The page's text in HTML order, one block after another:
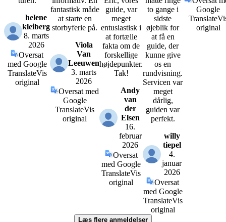
helene
kleiberg
8. marts
2026
Oversat
med Google
TranslateVis
original
fantastisk måde
at starte en
storbyferie på.
Viola
Van
Leeuwen
3. marts
2026
Oversat med
Google
TranslateVis
original
guide, var
meget
entusiastisk i
at fortælle
fakta om de
forskellige
højdepunkter.
Tak!
Andy
van
der
Elsen
16.
februar
2026
Oversat
med Google
TranslateVis
original
to gange i
sidste
øjeblik for
at få en
guide, der
kunne give
os en
rundvisning.
Servicen var
meget
dårlig,
guiden var
perfekt.
willy
tiepel
4.
januar
2026
Oversat
med Google
TranslateVis
original
Google
Translate
original
Læs flere anmeldelser